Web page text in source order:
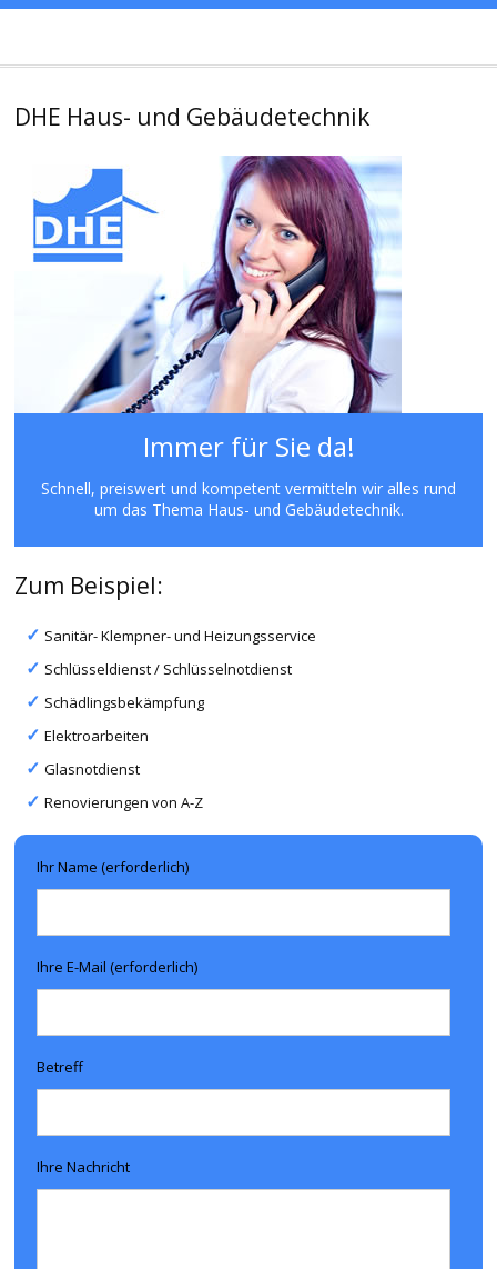
DHE Haus- und Gebäudetechnik
Immer für Sie da!
Schnell, preiswert und kompetent vermitteln wir alles rund
um das Thema Haus- und Gebäudetechnik.
Zum Beispiel:
Sanitär- Klempner- und Heizungsservice
Schlüsseldienst / Schlüsselnotdienst
Schädlingsbekämpfung
Elektroarbeiten
Glasnotdienst
Renovierungen von A-Z
Ihr Name (erforderlich)
Ihre E-Mail (erforderlich)
Betreff
Ihre Nachricht